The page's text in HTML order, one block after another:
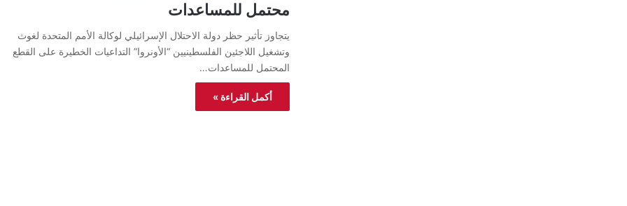
محتمل للمساعدات
يتجاوز تأثير حظر دولة الاحتلال الإسرائيلي لوكالة الأمم المتحدة لغوث
وتشغيل اللاجئين الفلسطينيين “الأونروا” التداعيات الخطيرة على القطع
المحتمل للمساعدات…
أكمل القراءة »